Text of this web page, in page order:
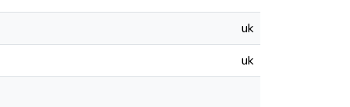
uk
uk